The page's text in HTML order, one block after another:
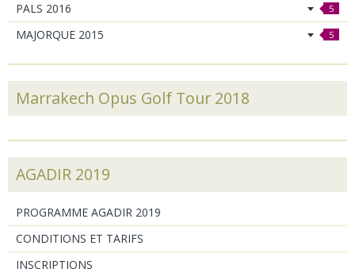
PALS 2016 5
MAJORQUE 2015 5
Marrakech Opus Golf Tour 2018
AGADIR 2019
PROGRAMME AGADIR 2019
CONDITIONS ET TARIFS
INSCRIPTIONS